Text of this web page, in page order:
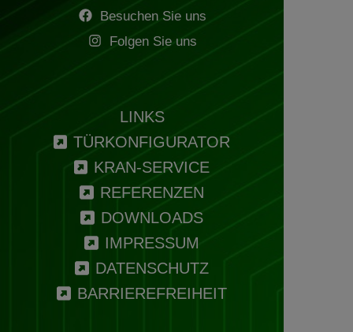
Besuchen Sie uns
Folgen Sie uns
LINKS
TÜRKONFIGURATOR
KRAN-SERVICE
REFERENZEN
DOWNLOADS
IMPRESSUM
DATENSCHUTZ
BARRIEREFREIHEIT